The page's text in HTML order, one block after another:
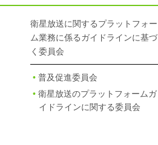
衛星放送に関するプラットフォー
ム業務に係るガイドラインに基づ
く委員会
普及促進委員会
衛星放送のプラットフォームガ
イドラインに関する委員会